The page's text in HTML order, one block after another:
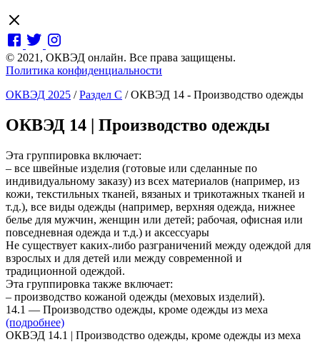
© 2021, ОКВЭД онлайн. Все права защищены.
Политика конфиденциальности
ОКВЭД 2025 /Раздел C /ОКВЭД 14 - Производство одежды
ОКВЭД 14 | Производство одежды
Эта группировка включает:
– все швейные изделия (готовые или сделанные по
индивидуальному заказу) из всех материалов (например, из
кожи, текстильных тканей, вязаных и трикотажных тканей и
т.д.), все виды одежды (например, верхняя одежда, нижнее
белье для мужчин, женщин или детей; рабочая, офисная или
повседневная одежда и т.д.) и аксессуары
Не существует каких-либо разграничений между одеждой для
взрослых и для детей или между современной и
традиционной одеждой.
Эта группировка также включает:
– производство кожаной одежды (меховых изделий).
14.1 — Производство одежды, кроме одежды из меха
(подробнее)
ОКВЭД 14.1 | Производство одежды, кроме одежды из меха